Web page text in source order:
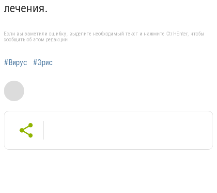
лечения.
Если вы заметили ошибку, выделите необходимый текст и нажмите Ctrl+Enter, чтобы
сообщить об этом редакции
#Вирус #Эрис